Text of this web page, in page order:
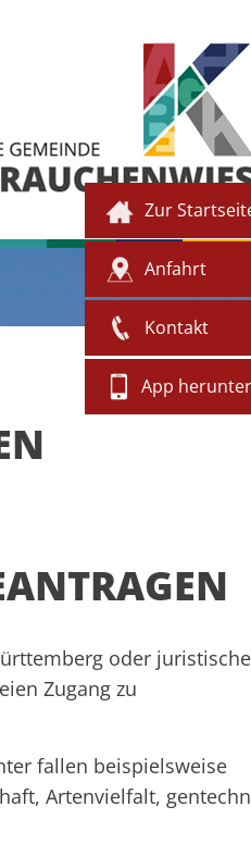
Zur
Anfahrt
Kontakt
App
oder
Zugang zu
fallen beispielsweise
Artenvielfalt,